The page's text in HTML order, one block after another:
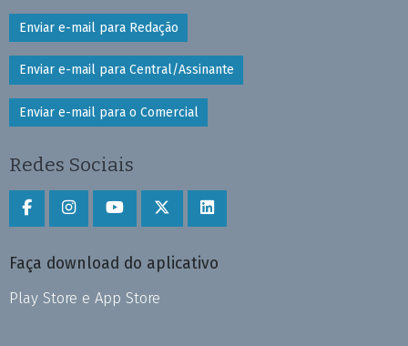
Enviar e-mail para Redação
Enviar e-mail para Central/Assinante
Enviar e-mail para o Comercial
Redes Sociais
Faça download do aplicativo
Play Store e App Store